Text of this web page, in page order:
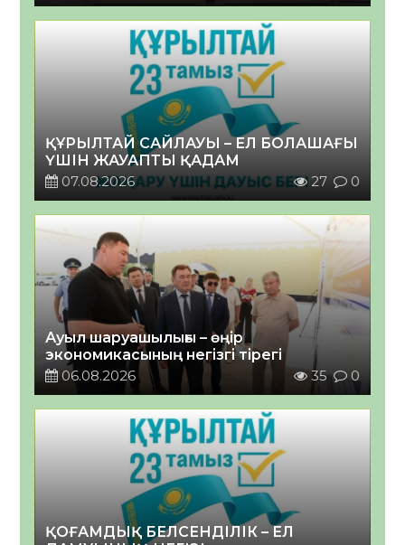
ҚҰРЫЛТАЙ САЙЛАУЫ – ЕЛ БОЛАШАҒЫ
ҮШІН ЖАУАПТЫ ҚАДАМ
07.08.2026
27 0
Ауыл шаруашылығы – өңір
экономикасының негізгі тірегі
06.08.2026
35 0
ҚОҒАМДЫҚ БЕЛСЕНДІЛІК – ЕЛ